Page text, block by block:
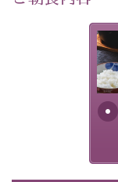
・就寝用パジャマ
・環境に配慮し
・館内フリーWi-
・チェックイン
さ
れ
ふ
安